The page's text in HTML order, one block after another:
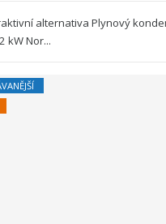
alternativa Plynový
kW Nor...